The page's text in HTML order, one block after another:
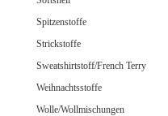
Spitzenstoffe
Strickstoffe
Sweatshirtstoff/French Terry
Weihnachtsstoffe
Wolle/Wollmischungen